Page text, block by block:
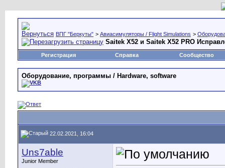
ВПГ "Беркуты" > Авиасимуляторы / Flight Simulations >
Saitek X52 и Saitek X52 PRO
Регистрация Справка Сообщество
Оборудование, программы / Hardware, software
22.02.2021, 16:04
Uns7able
Junior Member